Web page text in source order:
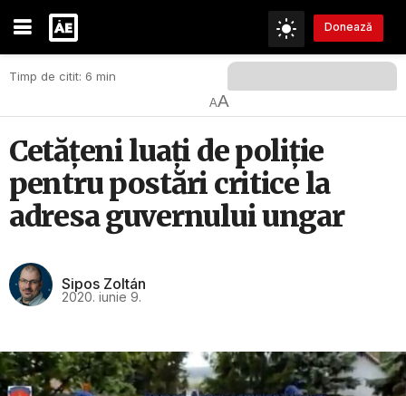
Donează
Timp de citit: 6 min
AA
Cetăţeni luaţi de poliţie
pentru postări critice la
adresa guvernului ungar
Sipos Zoltán
2020. iunie 9.